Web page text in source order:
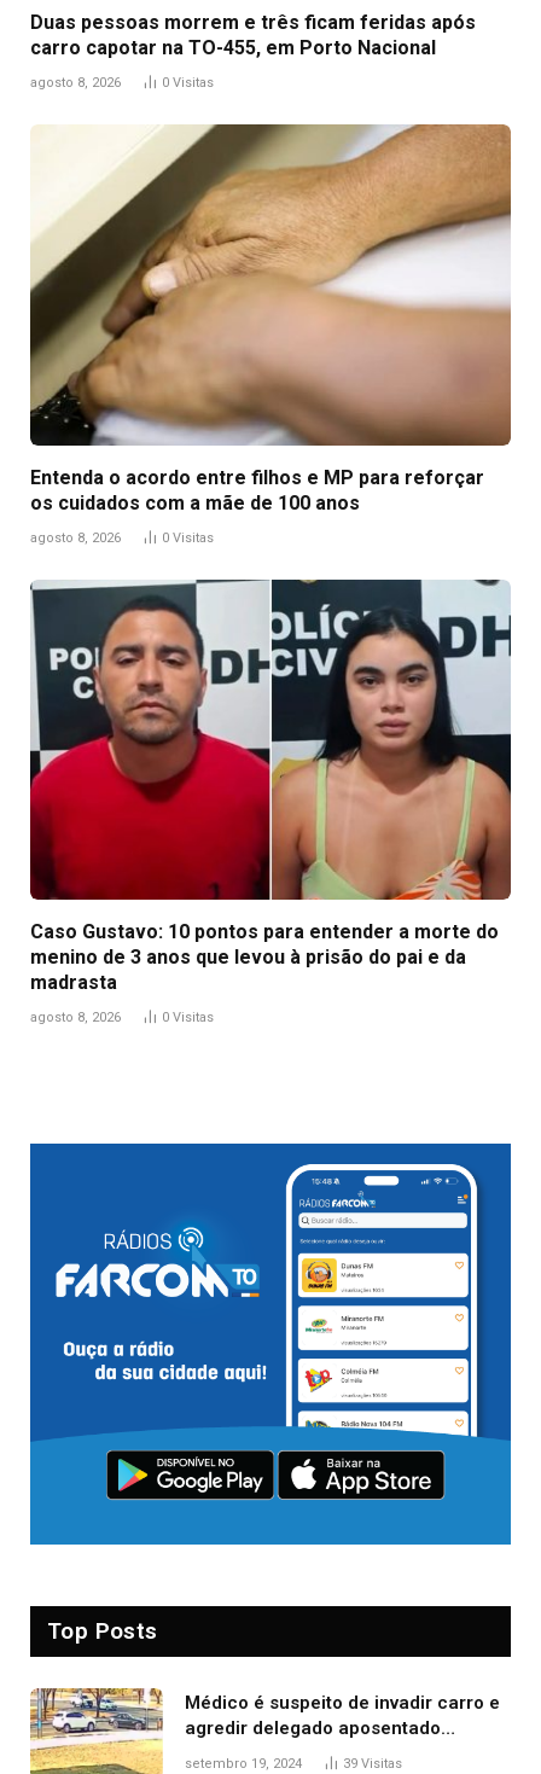
Duas pessoas morrem e três ficam feridas após
carro capotar na TO-455, em Porto Nacional
agosto 8, 2026 0 Visitas
Entenda o acordo entre filhos e MP para reforçar
os cuidados com a mãe de 100 anos
agosto 8, 2026 0 Visitas
Caso Gustavo: 10 pontos para entender a morte do
menino de 3 anos que levou à prisão do pai e da
madrasta
agosto 8, 2026 0 Visitas
Top Posts
Médico é suspeito de invadir carro e
agredir delegado aposentado
durante confusão no trânsito
setembro 19, 2024 39 Visitas